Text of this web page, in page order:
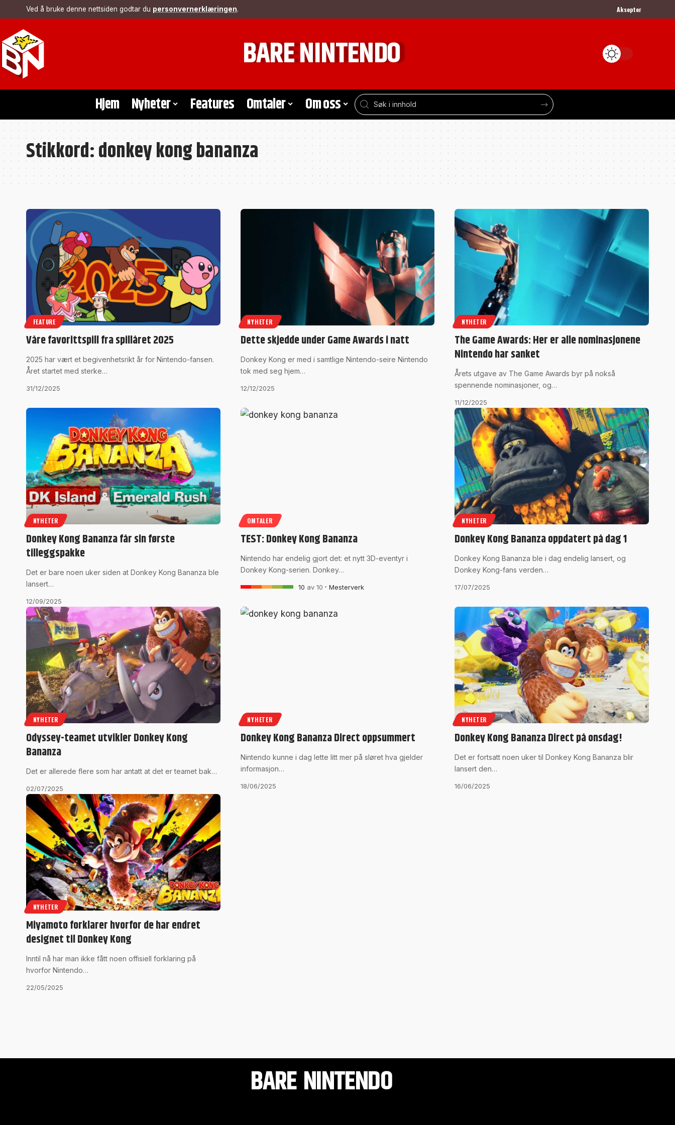
Ved å bruke denne nettsiden godtar du personvernerklæringen. Aksepter
BARE NINTENDO
Hjem Nyheter Features Omtaler Om oss
Stikkord:donkey kong bananza
FEATURE
Våre favorittspill fra spillåret 2025
2025 har vært et begivenhetsrikt år for Nintendo-fansen.
Året startet med sterke…
31/12/2025
NYHETER
Dette skjedde under Game Awards i natt
Donkey Kong er med i samtlige Nintendo-seire Nintendo
tok med seg hjem…
12/12/2025
NYHETER
The Game Awards: Her er alle nominasjonene
Nintendo har sanket
​Årets utgave av The Game Awards byr på nokså
spennende nominasjoner, og…
11/12/2025
NYHETER
Donkey Kong Bananza får sin første
tilleggspakke
Det er bare noen uker siden at Donkey Kong Bananza ble
lansert…
12/09/2025
OMTALER
TEST: Donkey Kong Bananza
Nintendo har endelig gjort det: et nytt 3D-eventyr i
Donkey Kong-serien. Donkey…
10 av 10 Mesterverk
NYHETER
Donkey Kong Bananza oppdatert på dag 1
Donkey Kong Bananza ble i dag endelig lansert, og
Donkey Kong-fans verden…
17/07/2025
NYHETER
Odyssey-teamet utvikler Donkey Kong
Bananza
Det er allerede flere som har antatt at det er teamet bak…
02/07/2025
NYHETER
Donkey Kong Bananza Direct oppsummert
Nintendo kunne i dag lette litt mer på sløret hva gjelder
informasjon…
18/06/2025
NYHETER
Donkey Kong Bananza Direct på onsdag!
Det er fortsatt noen uker til Donkey Kong Bananza blir
lansert den…
16/06/2025
NYHETER
Miyamoto forklarer hvorfor de har endret
designet til Donkey Kong
Inntil nå har man ikke fått noen offisiell forklaring på
hvorfor Nintendo…
22/05/2025
BARE NINTENDO